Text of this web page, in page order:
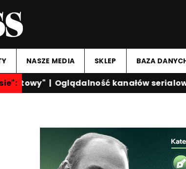
NASZE MEDIA SKLEP BAZA
|Oglądalność kanałów